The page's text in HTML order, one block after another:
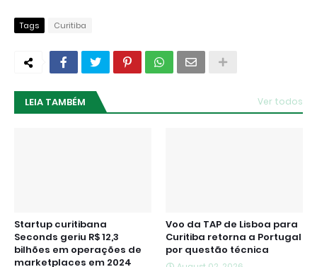
Tags Curitiba
LEIA TAMBÉM Ver todos
Startup curitibana
Seconds geriu R$ 12,3
bilhões em operações de
marketplaces em 2024
Voo da TAP de Lisboa para
Curitiba retorna a Portugal
por questão técnica